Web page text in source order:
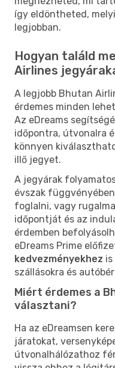
így eldöntheted,
legjobban.
Hogyan találd
Airlines
A legjobb Bhutan
érdemes minden
Az eDreams
időpontra, útvonalra
könnyen
illő jegyet.
A jegyárak
évszak
foglalni, vagy
időpontját és az
érdemben
eDreams Prime
kedvezményekhez
szállásokra és
Miért érdemes a
választani?
Ha az eDreamsen
járatokat,
útvonalhálózathoz